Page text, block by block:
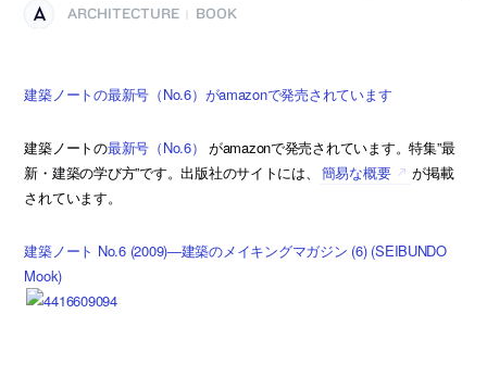
ARCHITECTURE BOOK
建築ノートの最新号（No.6）がamazonで発売されています
建築ノートの最新号（No.6） がamazonで発売されています。特集”最
新・建築の学び方”です。出版社のサイトには、
簡易な概要
が掲載
されています。
建築ノート No.6 (2009)―建築のメイキングマガジン (6) (SEIBUNDO
Mook)